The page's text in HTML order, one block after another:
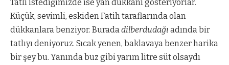
Tatlı istediğimizde ise yan dükkanı gösteriyorlar.
Küçük, sevimli, eskiden Fatih taraflarında olan
dükkanlara benziyor. Buradadilberdudağı adında bir
tatlıyı deniyoruz. Sıcak yenen, baklavaya benzer harika
bir şey bu. Yanında buz gibi yarım litre süt olsaydı